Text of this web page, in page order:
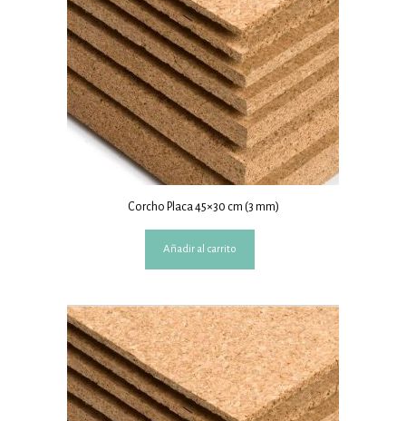
Corcho Placa 45×30 cm (3 mm)
Añadir al carrito